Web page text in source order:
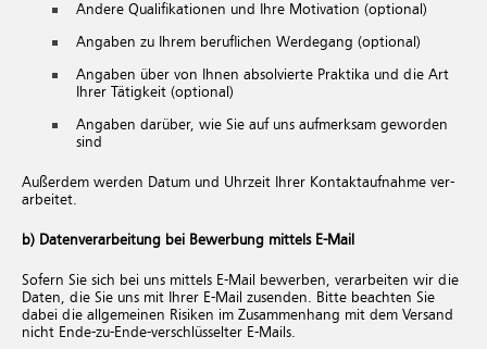
An­de­re Qua­li­fi­ka­tio­nen und Ihre Mo­ti­va­ti­on (op­tio­nal)
An­ga­ben zu Ihrem be­ruf­li­chen Wer­de­gang (op­tio­nal)
An­ga­ben über von Ihnen ab­sol­vier­te Prak­ti­ka und die Art
Ihrer Tä­tig­keit (op­tio­nal)
Angaben darüber, wie Sie auf uns aufmerksam geworden
sind
Au­ßer­dem wer­den Datum und Uhr­zeit Ihrer Kon­takt­auf­nah­me ver­
ar­bei­tet.
b) Datenverarbeitung bei Bewerbung mittels E-Mail
Sofern Sie sich bei uns mittels E-Mail bewerben, verarbeiten wir die
Daten, die Sie uns mit Ihrer E-Mail zusenden. Bitte beachten Sie
dabei die allgemeinen Risiken im Zusammenhang mit dem Versand
nicht Ende-zu-Ende-verschlüsselter E-Mails.